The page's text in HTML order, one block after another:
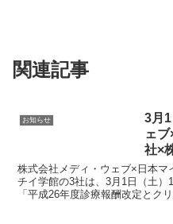
関連記事
お知らせ
3月
ェ
社×
ック
療報
を開
株式会社メディ・ウェブ×日本
チイ学館の3社は、3月1日（土
「平成26年度診療報酬改定とク